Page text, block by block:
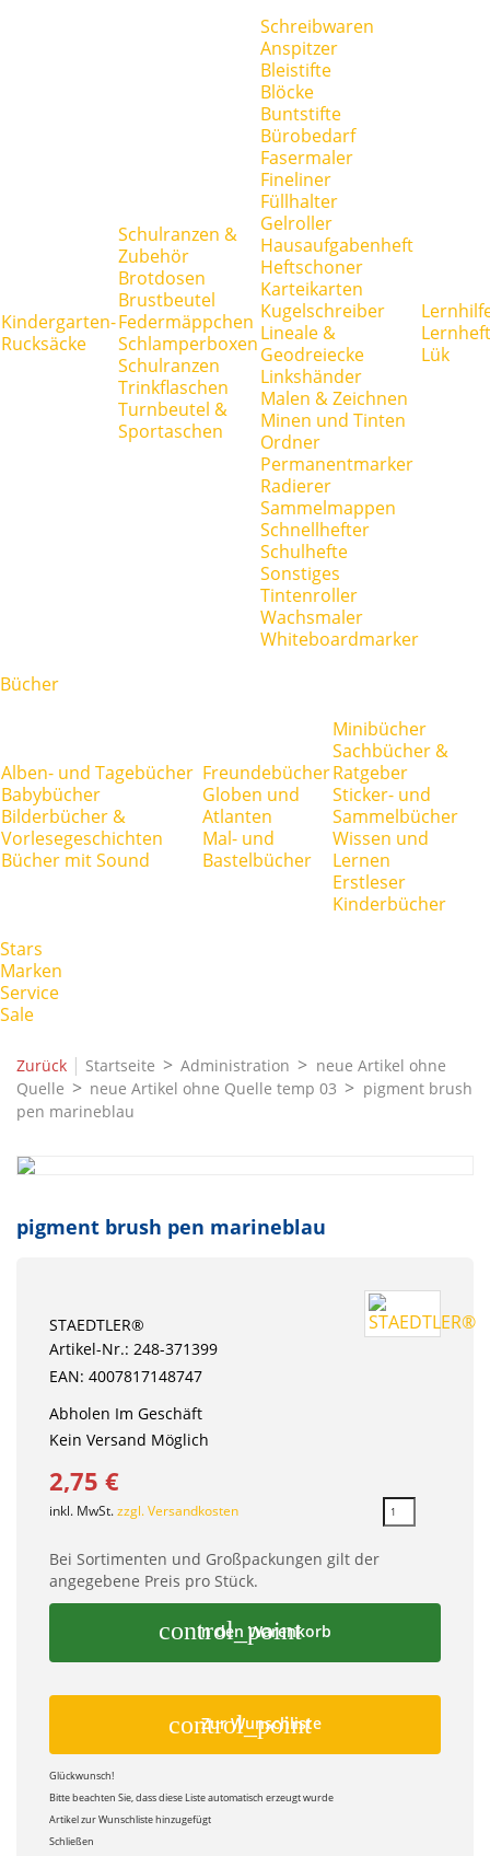
Kindergarten-
Rucksäcke
Schulranzen &
Zubehör
Brotdosen
Brustbeutel
Federmäppchen
Schlamperboxen
Schulranzen
Trinkflaschen
Turnbeutel &
Sportaschen
Schreibwaren
Anspitzer
Bleistifte
Blöcke
Buntstifte
Bürobedarf
Fasermaler
Fineliner
Füllhalter
Gelroller
Hausaufgabenheft
Heftschoner
Karteikarten
Kugelschreiber
Lineale &
Geodreiecke
Linkshänder
Malen & Zeichnen
Minen und Tinten
Ordner
Permanentmarker
Radierer
Sammelmappen
Schnellhefter
Schulhefte
Sonstiges
Tintenroller
Wachsmaler
Whiteboardmarker
Lük
Bücher
Alben- und Tagebücher
Babybücher
Bilderbücher &
Vorlesegeschichten
Bücher mit Sound
Freundebücher
Globen und
Atlanten
Mal- und
Bastelbücher
Minibücher
Sachbücher &
Ratgeber
Sticker- und
Sammelbücher
Wissen und
Lernen
Erstleser
Kinderbücher
Stars
Marken
Service
Sale
Zurück | Startseite Administration
neue Artikel ohne
Quelle
neue Artikel ohne Quelle temp 03
pigment brush
pen marineblau
pigment brush pen marineblau
STAEDTLER®
Artikel-Nr.: 248-371399
EAN: 4007817148747
Abholen Im Geschäft
Kein Versand Möglich
2,75 €
inkl. MwSt.zzgl. Versandkosten
Bei Sortimenten und Großpackungen gilt der
angegebene Preis pro Stück.
control_point
In den Warenkorb
control_point
Zur Wunschliste
Glückwunsch!
Bitte beachten Sie, dass diese Liste automatisch erzeugt wurde
Artikel zur Wunschliste hinzugefügt
Schließen